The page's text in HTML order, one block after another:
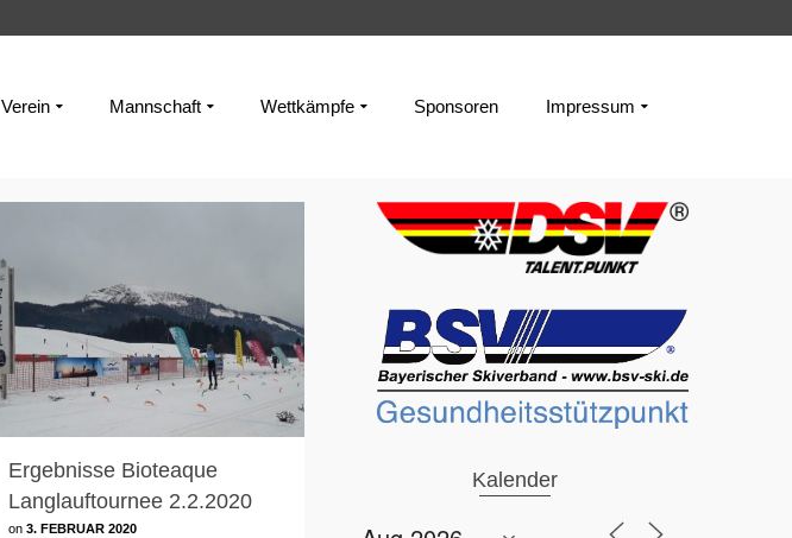
Verein Mannschaft Wettkämpfe Sponsoren Impressum
Ergebnisse Bioteaque
Langlauftournee 2.2.2020
on3. FEBRUAR 2020
Kalender